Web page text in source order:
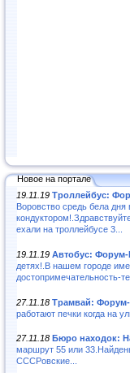
Новое на портале
19.11.19 Троллейбус:
Воровство средь бела дня
ехали на троллейбусе 3...
19.11.19 Автобус:
детях!.В нашем городе
достопримечательность-
27.11.18 Трамвай:
работают печки когда на
27.11.18 Бюро находок:
маршрут 55 или
СССРовские...